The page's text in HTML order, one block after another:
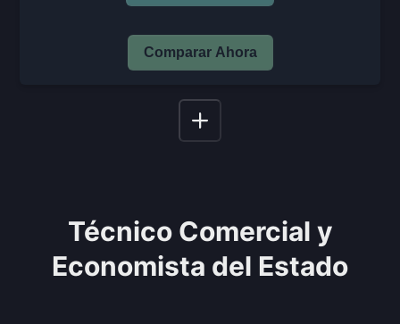
Comparar Ahora
Técnico Comercial y
Economista del Estado